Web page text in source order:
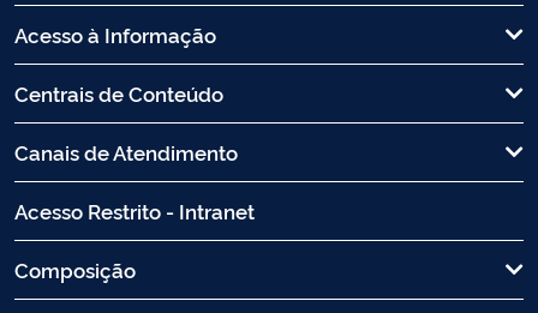
Acesso à Informação
Centrais de Conteúdo
Canais de Atendimento
Acesso Restrito - Intranet
Composição